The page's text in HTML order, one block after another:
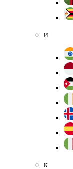
и
к